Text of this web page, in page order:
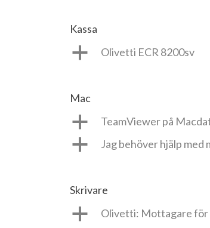
Kassa
a Olivetti ECR 8200sv
Mac
a TeamViewer på
a Jag behöver hjälp med
Skrivare
a Olivetti: Mottagare för